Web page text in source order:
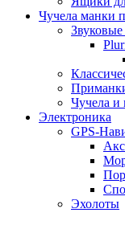
Чучела манки
Чучела и
Электроника
GPS-
Эхолоты